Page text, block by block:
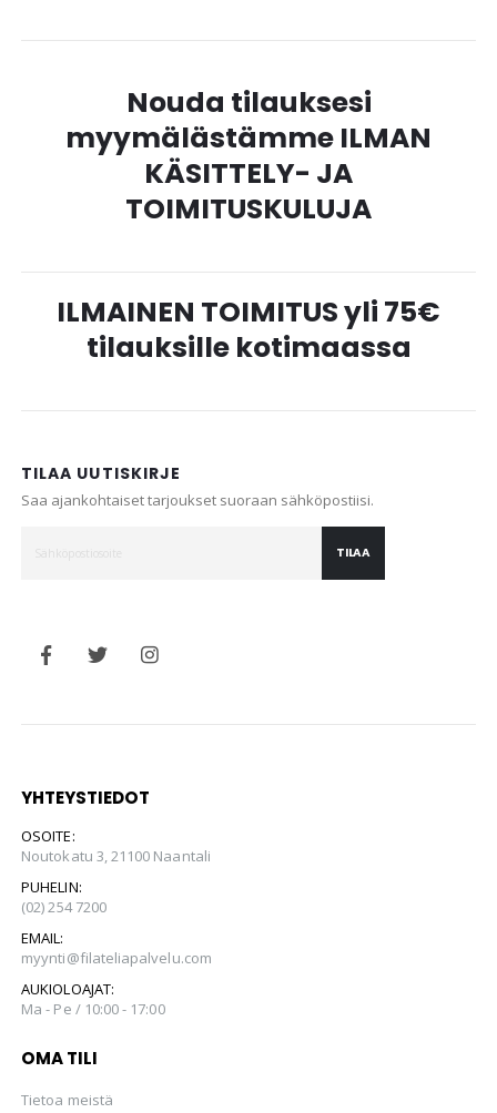
Nouda tilauksesi
myymälästämme ILMAN
KÄSITTELY- JA
TOIMITUSKULUJA
ILMAINEN TOIMITUS yli 75€
tilauksille kotimaassa
TILAA UUTISKIRJE
Saa ajankohtaiset tarjoukset suoraan sähköpostiisi.
TILAA
YHTEYSTIEDOT
OSOITE:
Noutokatu 3, 21100 Naantali
PUHELIN:
(02) 254 7200
EMAIL:
myynti@filateliapalvelu.com
AUKIOLOAJAT:
Ma - Pe / 10:00 - 17:00
OMA TILI
Tietoa meistä